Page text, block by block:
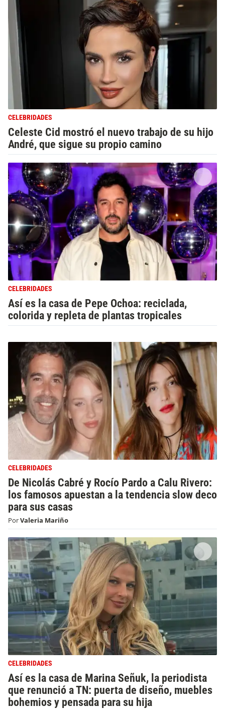
CELEBRIDADES
Celeste Cid mostró el nuevo trabajo de su hijo
André, que sigue su propio camino
CELEBRIDADES
Así es la casa de Pepe Ochoa: reciclada,
colorida y repleta de plantas tropicales
CELEBRIDADES
De Nicolás Cabré y Rocío Pardo a Calu Rivero:
los famosos apuestan a la tendencia slow deco
para sus casas
PorValeria Mariño
CELEBRIDADES
Así es la casa de Marina Señuk, la periodista
que renunció a TN: puerta de diseño, muebles
bohemios y pensada para su hija